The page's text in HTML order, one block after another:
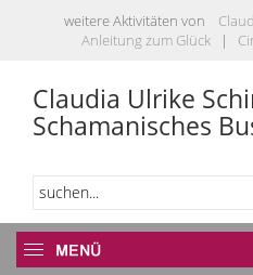
weitere Aktivitäten von
Anleitung zum Glück |
Claudia Ulrike
Schamanisches